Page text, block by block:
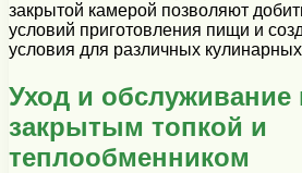
закрытой камерой позволяют
условий приготовления пищи и
условия для различных
Уход и обслуживание
закрытым топкой и
теплообменником